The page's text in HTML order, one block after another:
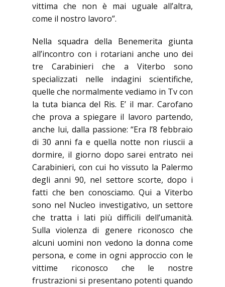
vittima che non è mai uguale all’altra,
come il nostro lavoro”.
Nella squadra della Benemerita giunta
all’incontro con i rotariani anche uno dei
tre Carabinieri che a Viterbo sono
specializzati nelle indagini scientifiche,
quelle che normalmente vediamo in Tv con
la tuta bianca del Ris. E’ il mar. Carofano
che prova a spiegare il lavoro partendo,
anche lui, dalla passione: “Era l’8 febbraio
di 30 anni fa e quella notte non riuscii a
dormire, il giorno dopo sarei entrato nei
Carabinieri, con cui ho vissuto la Palermo
degli anni 90, nel settore scorte, dopo i
fatti che ben conosciamo. Qui a Viterbo
sono nel Nucleo investigativo, un settore
che tratta i lati più difficili dell’umanità.
Sulla violenza di genere riconosco che
alcuni uomini non vedono la donna come
persona, e come in ogni approccio con le
vittime riconosco che le nostre
frustrazioni si presentano potenti quando